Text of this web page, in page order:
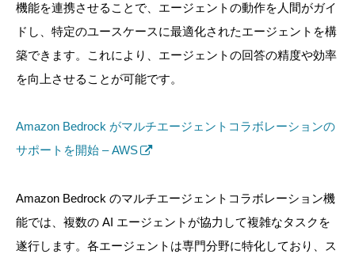
機能を連携させることで、エージェントの動作を人間がガイ
ドし、特定のユースケースに最適化されたエージェントを構
築できます。これにより、エージェントの回答の精度や効率
を向上させることが可能です。
Amazon Bedrock がマルチエージェントコラボレーションの
サポートを開始 – AWS
Amazon Bedrock のマルチエージェントコラボレーション機
能では、複数の AI エージェントが協力して複雑なタスクを
遂行します。各エージェントは専門分野に特化しており、ス